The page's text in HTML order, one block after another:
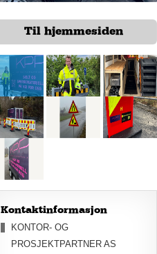
Til hjemmesiden
Kontaktinformasjon
KONTOR- OG
PROSJEKTPARTNER AS